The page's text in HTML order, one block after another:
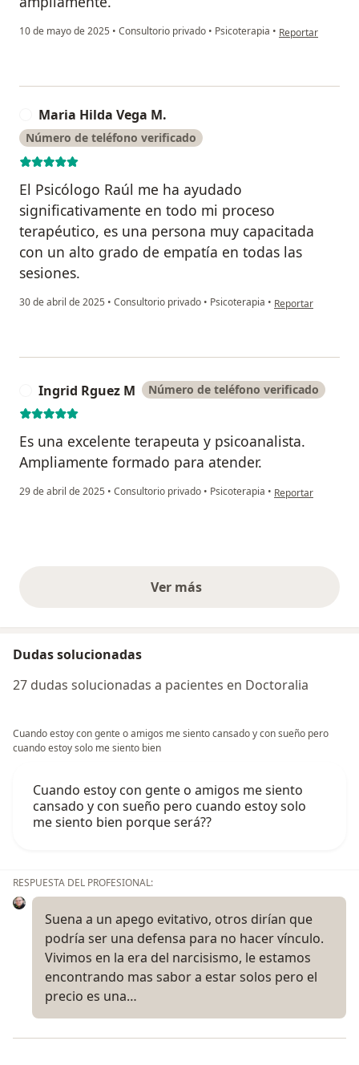
10 de mayo de 2025 • Consultorio privado • Psicoterapia • en opinión del
Reportar
Maria Hilda Vega M.
Número de teléfono verificado
El Psicólogo Raúl me ha ayudado
significativamente en todo mi proceso
terapéutico, es una persona muy capacitada
con un alto grado de empatía en todas las
sesiones.
30 de abril de 2025 • Consultorio privado • Psicoterapia • en opinión del
Reportar
Ingrid Rguez M Número de teléfono verificado
Es una excelente terapeuta y psicoanalista.
Ampliamente formado para atender.
29 de abril de 2025 • Consultorio privado • Psicoterapia • en opinión del
Reportar
Ver másopiniones anteriores
Dudas solucionadas
27 dudas solucionadas a pacientes en Doctoralia
Cuando estoy con gente o amigos me siento cansado y con sueño pero
cuando estoy solo me siento bien
Cuando estoy con gente o amigos me siento
cansado y con sueño pero cuando estoy solo
me siento bien porque será??
RESPUESTA DEL PROFESIONAL:
Suena a un apego evitativo, otros dirían que
podría ser una defensa para no hacer vínculo.
Vivimos en la era del narcisismo, le estamos
encontrando mas sabor a estar solos pero el
precio es una…